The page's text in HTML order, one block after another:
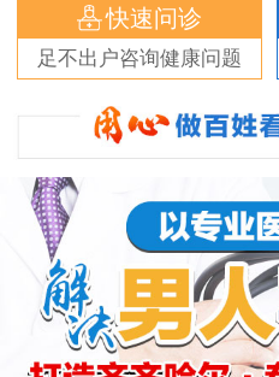
快速问诊
足不出户咨询健康问题